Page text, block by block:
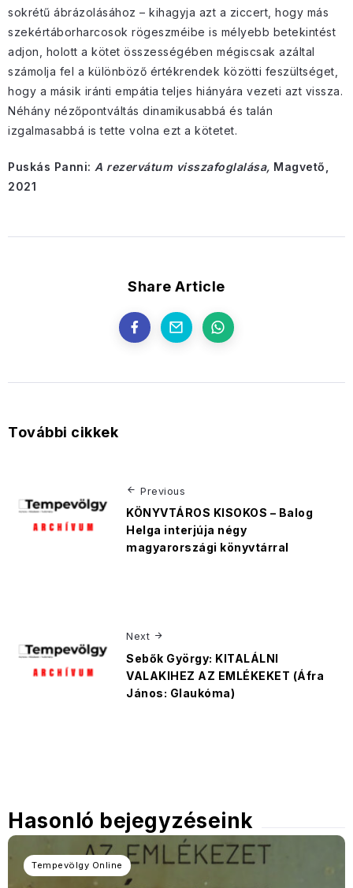
sokrétű ábrázolásához – kihagyja azt a ziccert, hogy más
szekértáborharcosok rögeszméibe is mélyebb betekintést
adjon, holott a kötet összességében mégiscsak azáltal
számolja fel a különböző értékrendek közötti feszültséget,
hogy a másik iránti empátia teljes hiányára vezeti azt vissza.
Néhány nézőpontváltás dinamikusabbá és talán
izgalmasabbá is tette volna ezt a kötetet.
Puskás Panni: A rezervátum visszafoglalása, Magvető,
2021
Share Article
További cikkek
Previous
KÖNYVTÁROS KISOKOS – Balog
Helga interjúja négy
magyarországi könyvtárral
Next
Sebők György: KITALÁLNI
VALAKIHEZ AZ EMLÉKEKET (Áfra
János: Glaukóma)
Hasonló bejegyzéseink
Tempevölgy Online